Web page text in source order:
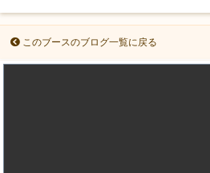
このブースのブログ一覧に戻る